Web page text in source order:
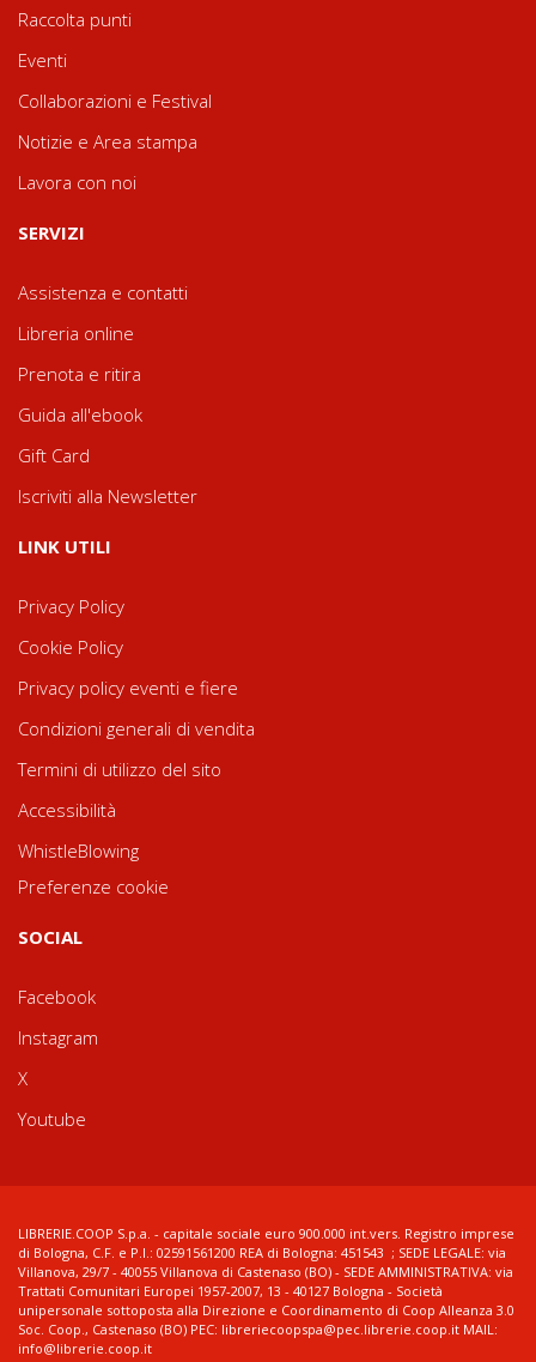
Raccolta punti
Eventi
Collaborazioni e Festival
Notizie e Area stampa
Lavora con noi
SERVIZI
Assistenza e contatti
Libreria online
Prenota e ritira
Guida all'ebook
Gift Card
Iscriviti alla Newsletter
LINK UTILI
Privacy Policy
Cookie Policy
Privacy policy eventi e fiere
Condizioni generali di vendita
Termini di utilizzo del sito
Accessibilità
WhistleBlowing
Preferenze cookie
SOCIAL
Facebook
Instagram
X
Youtube
LIBRERIE.COOP S.p.a. - capitale sociale euro 900.000 int.vers. Registro imprese
di Bologna, C.F. e P.I.: 02591561200 REA di Bologna: 451543 ; SEDE LEGALE: via
Villanova, 29/7 - 40055 Villanova di Castenaso (BO) - SEDE AMMINISTRATIVA: via
Trattati Comunitari Europei 1957-2007, 13 - 40127 Bologna - Società
unipersonale sottoposta alla Direzione e Coordinamento di Coop Alleanza 3.0
Soc. Coop., Castenaso (BO) PEC: libreriecoopspa@pec.librerie.coop.it MAIL:
info@librerie.coop.it